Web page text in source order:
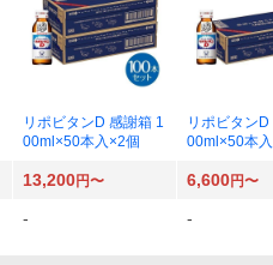
リポビタンD 感謝箱 1
00ml×50本入×2個
リポビタン
00ml×50本
13,200円〜 6,600円〜
- -